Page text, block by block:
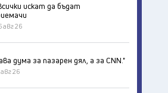
искат да бъдат
авг 26
дума за пазарен дял, а за CNN."
26